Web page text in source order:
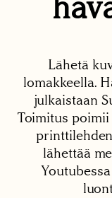
Lähetä
lomakkeella.
julkaistaan
Toimitus poimii
lähettää